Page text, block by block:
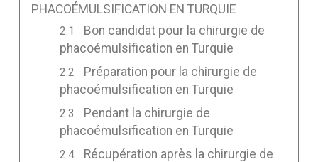
PHACOÉMULSIFICATION EN TURQUIE
Bon candidat pour la chirurgie de
phacoémulsification en Turquie
Préparation pour la chirurgie de
phacoémulsification en Turquie
Pendant la chirurgie de
phacoémulsification en Turquie
Récupération après la chirurgie de